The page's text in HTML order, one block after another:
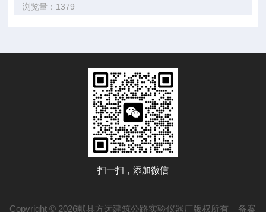
浏览量：1379
扫一扫，添加微信
Copyright © 2026献县方远建筑公路实验仪器厂版权所有 备案